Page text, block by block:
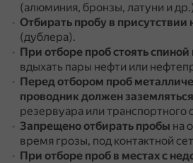
(алюминия, бронзы, латуни и
Отбирать пробу в
(дублера).
При отборе проб стоять спиной
вдыхать пары нефти или
Перед отбором проб
проводник должен заземляться
резервуара или транспортного
Запрещено отбирать пробы на
время грозы, под контактной
При отборе проб в местах с